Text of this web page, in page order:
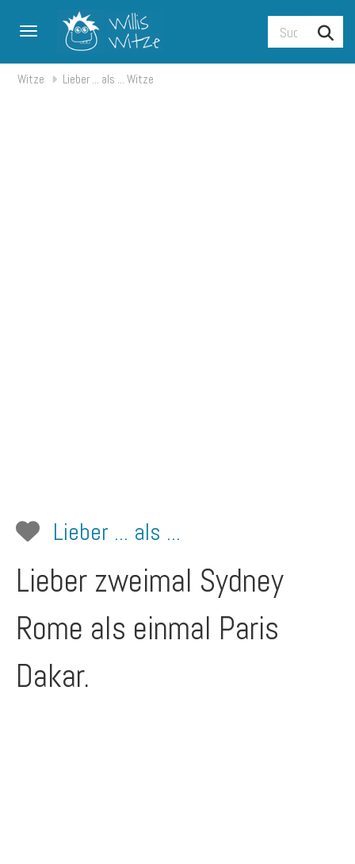
Toggle navigation
Witze Lieber ... als ... Witze
Lieber ... als ...
Lieber zweimal Sydney
Rome als einmal Paris
Dakar.